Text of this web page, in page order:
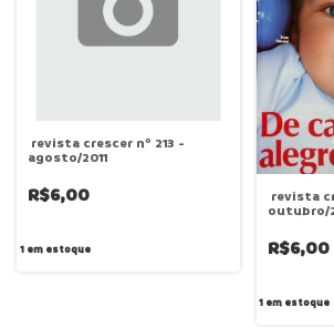
revista crescer nº 213 -
agosto/2011
R$6,00
1em estoque
revista
outubro/
R$6,00
1 em estoque